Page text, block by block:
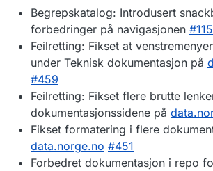
Begrepskatalog: Introdusert
forbedringer på navigasjonen
Feilretting: Fikset at
under Teknisk dokumentasjon på
#459
Feilretting: Fikset flere brutte
dokumentasjonssidene på
Fikset formatering i flere
data.norge.no #451
Forbedret dokumentasjon i repo